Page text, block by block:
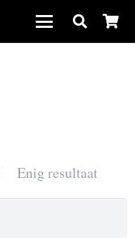
Enig resultaat